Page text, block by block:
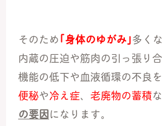
そのため｢身体のゆがみ｣多くな
内蔵の圧迫や筋肉の引っ張り合
機能の低下や血液循環の不良を
便秘や冷え症、 老廃物の蓄積
の要因になります。